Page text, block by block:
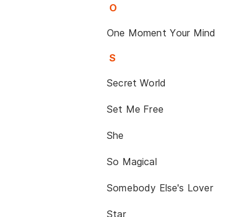
O
One Moment Your Mind
S
Secret World
Set Me Free
She
So Magical
Somebody Else's Lover
Star